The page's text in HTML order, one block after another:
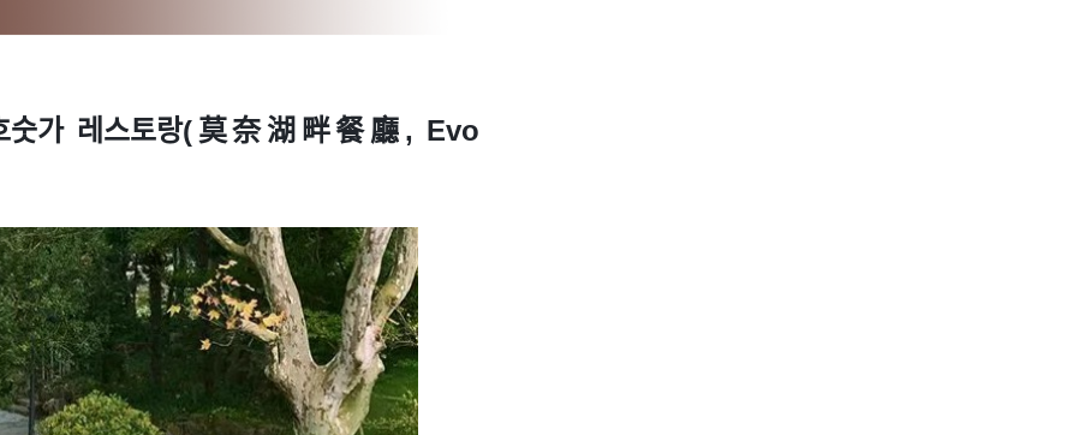
숫가 레스토랑(莫奈湖畔餐廳, Evo